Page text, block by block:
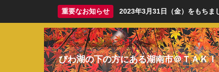
重要なお知らせ 2023年3月31日（金）をもちま
びわ湖の下の方にある湖南市＠ＴＡＫＩ